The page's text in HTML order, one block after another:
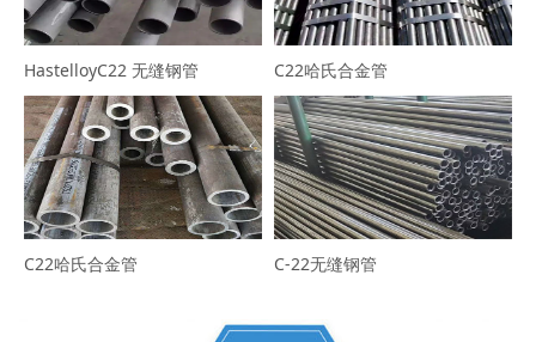
HastelloyC22 无缝钢管 C22哈氏合金管
C22哈氏合金管 C-22无缝钢管